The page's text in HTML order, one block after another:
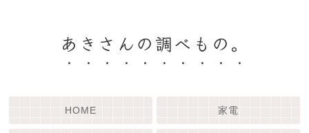
あきさんの調べもの。
HOME 家電